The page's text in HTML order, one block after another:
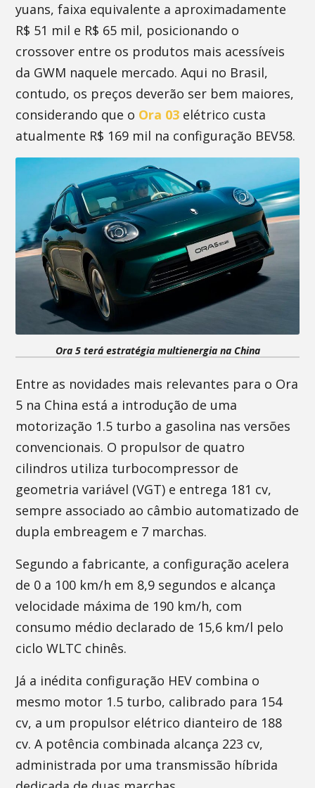
yuans, faixa equivalente a aproximadamente
R$ 51 mil e R$ 65 mil, posicionando o
crossover entre os produtos mais acessíveis
da GWM naquele mercado. Aqui no Brasil,
contudo, os preços deverão ser bem maiores,
considerando que o Ora 03 elétrico custa
atualmente R$ 169 mil na configuração BEV58.
Ora 5 terá estratégia multienergia na China
Entre as novidades mais relevantes para o Ora
5 na China está a introdução de uma
motorização 1.5 turbo a gasolina nas versões
convencionais. O propulsor de quatro
cilindros utiliza turbocompressor de
geometria variável (VGT) e entrega 181 cv,
sempre associado ao câmbio automatizado de
dupla embreagem e 7 marchas.
Segundo a fabricante, a configuração acelera
de 0 a 100 km/h em 8,9 segundos e alcança
velocidade máxima de 190 km/h, com
consumo médio declarado de 15,6 km/l pelo
ciclo WLTC chinês.
Já a inédita configuração HEV combina o
mesmo motor 1.5 turbo, calibrado para 154
cv, a um propulsor elétrico dianteiro de 188
cv. A potência combinada alcança 223 cv,
administrada por uma transmissão híbrida